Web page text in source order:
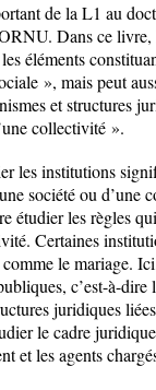
de la L1 au
Dans ce
éléments
», mais peut
et structures
collectivité ».
les institutions
société ou d’une
étudier les règles
Certaines
le mariage.
c’est-à-dire
juridiques
le cadre
et les agents